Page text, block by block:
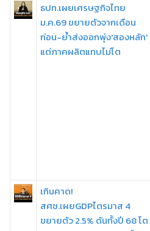
ธปท.เผยเศรษฐกิจไทย
ม.ค.69 ขยายตัวจากเดือน
ก่อน-ย้ำส่งออกพุ่ง'สองหลัก'
แต่ภาคผลิตแทบไม่โต
เกินคาด!
สศช.เผยGDPไตรมาส 4
ขยายตัว 2.5% ดันทั้งปี 68 โต